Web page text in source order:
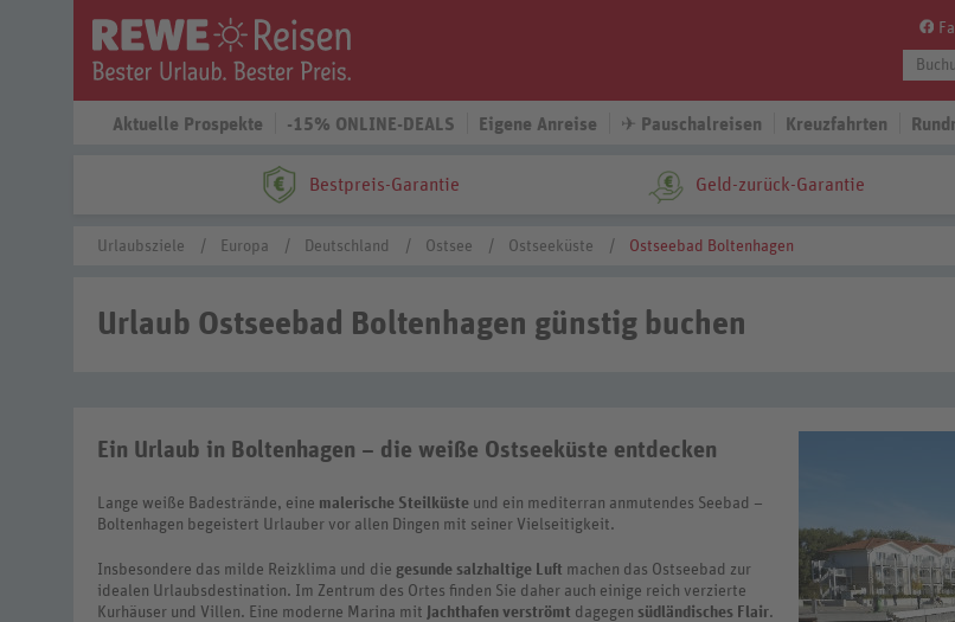
Aktuelle Prospekte -15% ONLINE-DEALS Eigene Anreise ✈ Pauschalreisen Kreuzfahrten
Bestpreis-Garantie Geld-zurück-Garantie
Urlaubsziele Europa Deutschland Ostsee Ostseeküste Ostseebad Boltenhagen
Urlaub Ostseebad Boltenhagen günstig buchen
Ein Urlaub in Boltenhagen – die weiße Ostseeküste entdecken
Lange weiße Badestrände, eine malerische Steilküste und ein mediterran anmutendes Seebad –
Boltenhagen begeistert Urlauber vor allen Dingen mit seiner Vielseitigkeit.
Insbesondere das milde Reizklima und die gesunde salzhaltige Luft machen das Ostseebad zur
idealen Urlaubsdestination. Im Zentrum des Ortes finden Sie daher auch einige reich verzierte
Kurhäuser und Villen. Eine moderne Marina mit Jachthafen verströmt dagegen südländisches Flair.